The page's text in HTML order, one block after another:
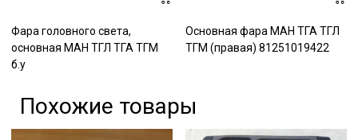
Фара головного света,
основная МАН ТГЛ ТГА ТГМ
б.у
Основная фара МАН ТГА ТГЛ
ТГМ (правая) 81251019422
Похожие товары